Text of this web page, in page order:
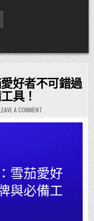
好者不可錯過
具！
A COMMENTON
探
索
愛
好
者
不
可
錯